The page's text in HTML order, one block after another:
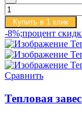
Купить в 1 клик
-8%;процент
Сравнить
Тепловая